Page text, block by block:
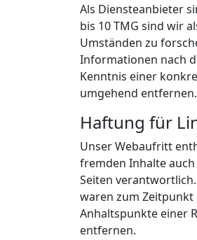
Als Diensteanbieter
bis 10 TMG sind wir
Umständen zu
Informationen nach
Kenntnis einer
umgehend entfernen.
Haftung für
Unser Webaufritt
fremden Inhalte
Seiten
waren zum
Anhaltspunkte einer
entfernen.